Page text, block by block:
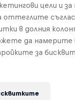
цели и за
оттеглите
в долния
да намерите
за